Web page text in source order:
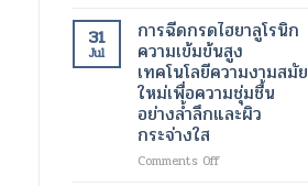
จังหวะ
สแกน
กระเพาะ
ปัสสาวะ
ด้วย
อัลตรา
ซา
3
31
Jul
การฉีดกรดไฮยาลูโรนิก
ความเข้มข้นสูง
เทคโนโลยีความงามสมัย
ใหม่เพื่อความชุ่มชื้น
อย่างล้ำลึกและผิว
กระจ่างใส
Comments Offon